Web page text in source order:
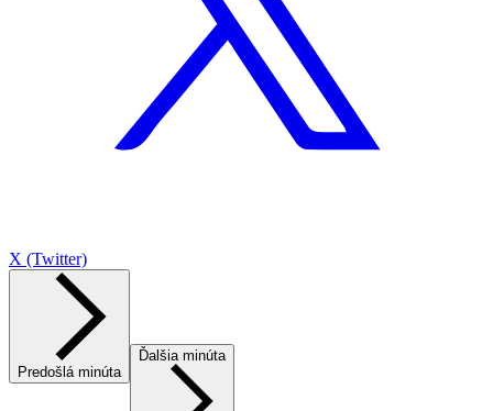
X (Twitter)
Predošlá minúta
Ďalšia minúta